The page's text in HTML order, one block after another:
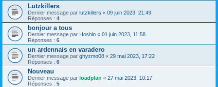
Lutzkillers
Dernier message par lutzkillers « 09 juin 2023, 21:49
Réponses : 4
bonjour a tous
Dernier message par Hoshin « 01 juin 2023, 11:58
Réponses : 6
un ardennais en varadero
Dernier message par ghyzmo08 « 29 mai 2023, 17:22
Réponses : 6
Nouveau
Dernier message par loadplan « 27 mai 2023, 10:17
Réponses : 5